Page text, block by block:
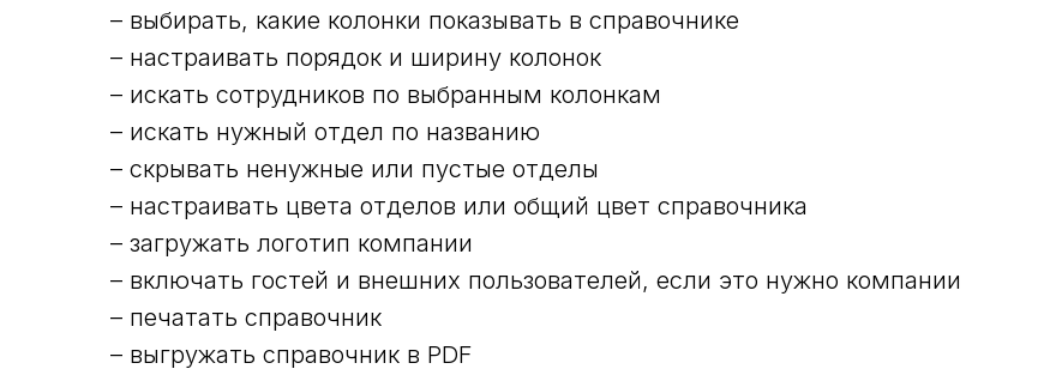
– выбирать, какие колонки показывать в справочнике
– настраивать порядок и ширину колонок
– искать сотрудников по выбранным колонкам
– искать нужный отдел по названию
– скрывать ненужные или пустые отделы
– настраивать цвета отделов или общий цвет справочника
– загружать логотип компании
– включать гостей и внешних пользователей, если это нужно компании
– печатать справочник
– выгружать справочник в PDF